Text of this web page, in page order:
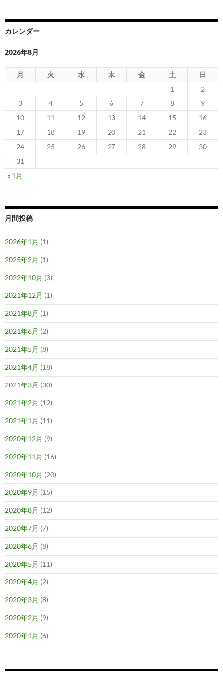
カレンダー
2026年8月
月 火 水 木 金 土
日
1
2
3
4 5 6 7 8
9
10
11 12 13 14 15
16
17
18 19 20 21 22
23
24
25 26 27 28 29
30
31
« 1月
月間投稿
2026年1月 (1)
2025年2月 (1)
2022年10月 (3)
2021年12月 (1)
2021年8月 (1)
2021年6月 (2)
2021年5月 (8)
2021年4月 (18)
2021年3月 (30)
2021年2月 (12)
2021年1月 (11)
2020年12月 (9)
2020年11月 (16)
2020年10月 (20)
2020年9月 (15)
2020年8月 (12)
2020年7月 (7)
2020年6月 (8)
2020年5月 (11)
2020年4月 (2)
2020年3月 (8)
2020年2月 (9)
2020年1月 (6)